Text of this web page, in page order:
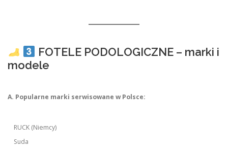
FOTELE PODOLOGICZNE – marki i
modele
A. Popularne marki serwisowane w Polsce:
RUCK (Niemcy)
Suda